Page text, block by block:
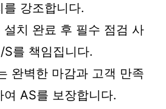
강조합니다.
설치 완료 후 필수 점검 사
를 책임집니다.
완벽한 마감과 고객 만족
AS를 보장합니다.